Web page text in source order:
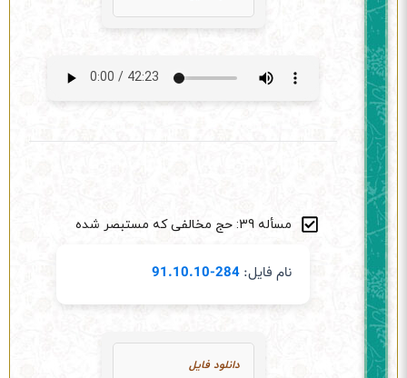
مسأله 39: حج مخالفی که مستبصر شده
نام فایل: 284-91.10.10
دانلود فایل